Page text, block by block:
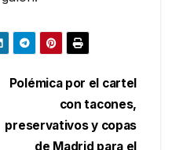
Polémica por el cartel
con tacones,
preservativos y copas
de Madrid para el